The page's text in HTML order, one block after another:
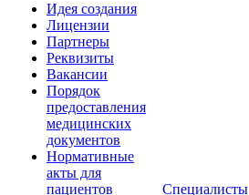
Идея создания
Лицензии
Партнеры
Реквизиты
Вакансии
Порядок
предоставления
медицинских
документов
Нормативные
акты для
пациентов
Специалисты